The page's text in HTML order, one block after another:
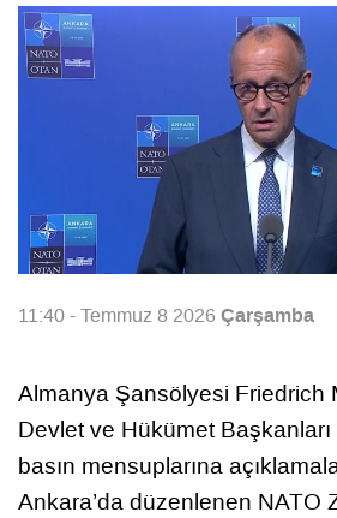
11:40 - Temmuz 8 2026 Çarşamba
Almanya Şansölyesi Friedrich
Devlet ve Hükümet
basın mensuplarına
Ankara’da düzenlenen NATO